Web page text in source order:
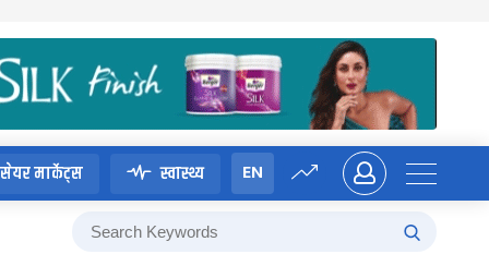
सेयर मार्केट्स स्वास्थ्य EN